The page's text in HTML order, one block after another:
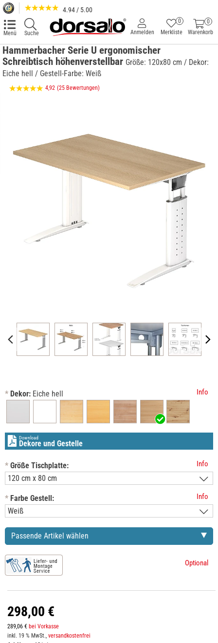
4.94 / 5.00
Menü Suche
0
Warenkorb
Merkliste
0
Anmelden
Hammerbacher Serie U ergonomischer
Schreibtisch höhenverstellbar Größe: 120x80 cm / Dekor:
Eiche hell / Gestell-Farbe: Weiß
4,92 (25 Bewertungen)
* Dekor: Eiche hell Info
Download
Dekore und Gestelle
* Größe Tischplatte: Info
* Farbe Gestell: Info
Passende Artikel wählen
Optional
298,00 €
289,06 € bei Vorkasse
inkl. 19 % MwSt., versandkostenfrei